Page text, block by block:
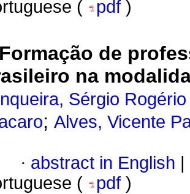
( pdf )
Formação de
na
Sérgio
; Alves, Vicente
· abstract in English
(
pdf )